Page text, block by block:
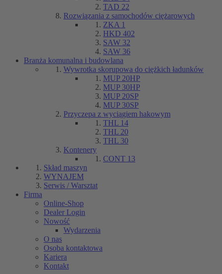
TAD 22
Rozwiązania z samochodów ciężarowych
ZKA 1
HKD 402
SAW 32
SAW 36
Branża komunalna i budowlana
Wywrotka skorupowa do ciężkich ładunków
MUP 20HP
MUP 30HP
MUP 20SP
MUP 30SP
Przyczepa z wyciągiem hakowym
THL 14
THL 20
THL 30
Kontenery
CONT 13
Skład maszyn
WYNAJEM
Serwis / Warsztat
Firma
Online-Shop
Dealer Login
Nowość
Wydarzenia
O nas
Osoba kontaktowa
Kariera
Kontakt